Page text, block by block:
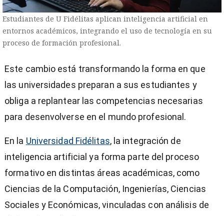
Estudiantes de U Fidélitas aplican inteligencia artificial en
entornos académicos, integrando el uso de tecnología en su
proceso de formación profesional.
Este cambio está transformando la forma en que
las universidades preparan a sus estudiantes y
obliga a replantear las competencias necesarias
para desenvolverse en el mundo profesional.
En la Universidad Fidélitas, la integración de
inteligencia artificial ya forma parte del proceso
formativo en distintas áreas académicas, como
Ciencias de la Computación, Ingenierías, Ciencias
Sociales y Económicas, vinculadas con análisis de